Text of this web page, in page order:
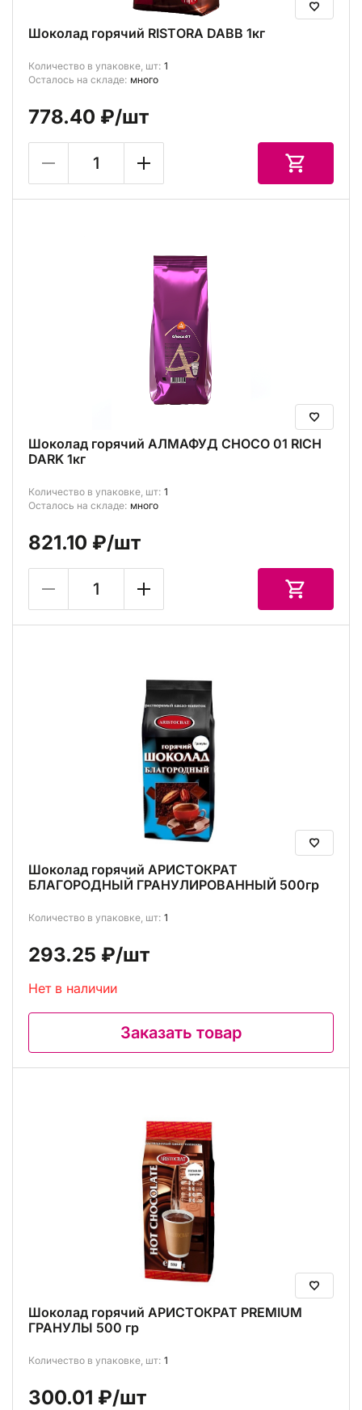
Шоколад горячий RISTORA DABB 1кг
Количество в упаковке, шт: 1
Осталось на складе: много
778.40 ₽/шт
Шоколад горячий АЛМАФУД CHOCO 01 RICH
DARK 1кг
Количество в упаковке, шт: 1
Осталось на складе: много
821.10 ₽/шт
Шоколад горячий АРИСТОКРАТ
БЛАГОРОДНЫЙ ГРАНУЛИРОВАННЫЙ 500гр
Количество в упаковке, шт: 1
293.25 ₽/шт
Нет в наличии
Заказать товар
Шоколад горячий АРИСТОКРАТ PREMIUM
ГРАНУЛЫ 500 гр
Количество в упаковке, шт: 1
300.01 ₽/шт